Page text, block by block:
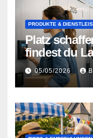
PRODUKTE &
Platz
findest du
können als
05/05/2026